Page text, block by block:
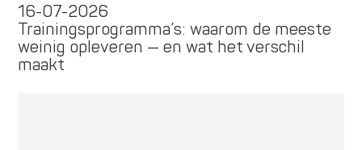
16-07-2026
Trainingsprogramma’s: waarom de meeste
weinig opleveren — en wat het verschil
maakt